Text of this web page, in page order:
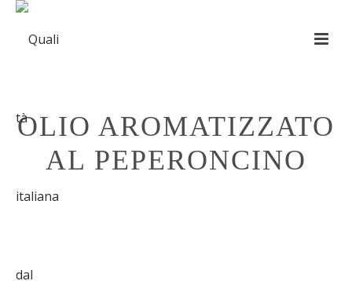
OLIO AROMATIZZATO
AL PEPERONCINO
HOME